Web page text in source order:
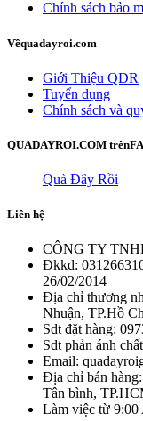
Chính sách bảo
Vềquadayroi.com
Giới Thiệu QDR
Tuyển dụng
Chính sách và
QUADAYROI.COM trên
Quà Đây Rồi
Liên hệ
CÔNG TY
Đkkd:
26/02/2014
Địa chỉ thương
Nhuận, TP.Hồ
Sdt đặt hàng:
Sdt phản ánh
Email:
Địa chỉ bán
Tân bình,
Làm việc từ